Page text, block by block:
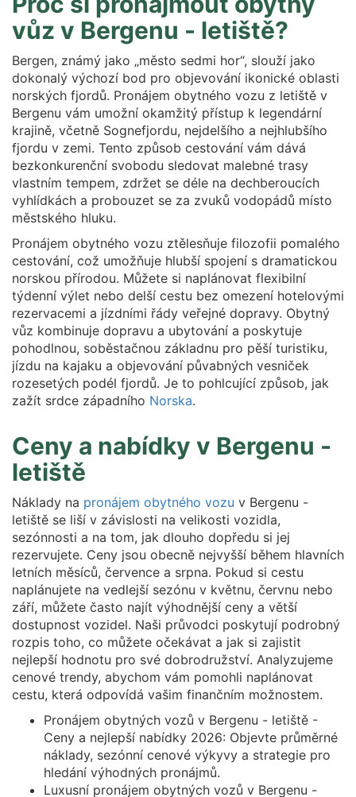
vůz v Bergenu - letiště?
Bergen, známý jako „město sedmi hor“, slouží jako
dokonalý výchozí bod pro objevování ikonické oblasti
norských fjordů. Pronájem obytného vozu z letiště v
Bergenu vám umožní okamžitý přístup k legendární
krajině, včetně Sognefjordu, nejdelšího a nejhlubšího
fjordu v zemi. Tento způsob cestování vám dává
bezkonkurenční svobodu sledovat malebné trasy
vlastním tempem, zdržet se déle na dechberoucích
vyhlídkách a probouzet se za zvuků vodopádů místo
městského hluku.
Pronájem obytného vozu ztělesňuje filozofii pomalého
cestování, což umožňuje hlubší spojení s dramatickou
norskou přírodou. Můžete si naplánovat flexibilní
týdenní výlet nebo delší cestu bez omezení hotelovými
rezervacemi a jízdními řády veřejné dopravy. Obytný
vůz kombinuje dopravu a ubytování a poskytuje
pohodlnou, soběstačnou základnu pro pěší turistiku,
jízdu na kajaku a objevování půvabných vesniček
rozesetých podél fjordů. Je to pohlcující způsob, jak
zažít srdce západního Norska.
Ceny a nabídky v Bergenu -
letiště
Náklady na pronájem obytného vozu v Bergenu -
letiště se liší v závislosti na velikosti vozidla,
sezónnosti a na tom, jak dlouho dopředu si jej
rezervujete. Ceny jsou obecně nejvyšší během hlavních
letních měsíců, července a srpna. Pokud si cestu
naplánujete na vedlejší sezónu v květnu, červnu nebo
září, můžete často najít výhodnější ceny a větší
dostupnost vozidel. Naši průvodci poskytují podrobný
rozpis toho, co můžete očekávat a jak si zajistit
nejlepší hodnotu pro své dobrodružství. Analyzujeme
cenové trendy, abychom vám pomohli naplánovat
cestu, která odpovídá vašim finančním možnostem.
Pronájem obytných vozů v Bergenu - letiště -
Ceny a nejlepší nabídky 2026: Objevte průměrné
náklady, sezónní cenové výkyvy a strategie pro
hledání výhodných pronájmů.
Luxusní pronájem obytných vozů v Bergenu -